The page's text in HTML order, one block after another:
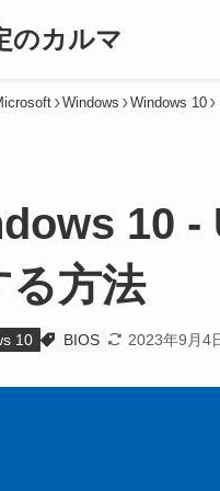
のカルマ
Windows Windows 10
10 -
る方法
10 BIOS 2023年9月4